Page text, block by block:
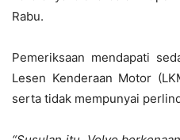
Rabu.
Pemeriksaan mendapati
Lesen Kenderaan Motor
serta tidak mempunyai